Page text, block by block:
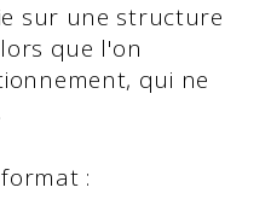
sur une structure
que l'on
qui ne
: